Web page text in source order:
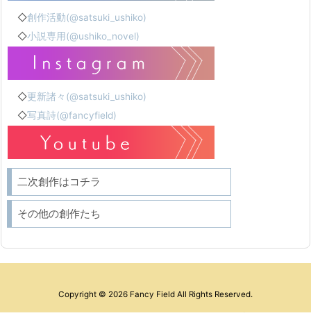
◇創作活動(@satsuki_ushiko)
◇小説専用(@ushiko_novel)
◇更新諸々(@satsuki_ushiko)
◇写真詩(@fancyfield)
二次創作はコチラ
その他の創作たち
Copyright © 2026 Fancy Field All Rights Reserved.